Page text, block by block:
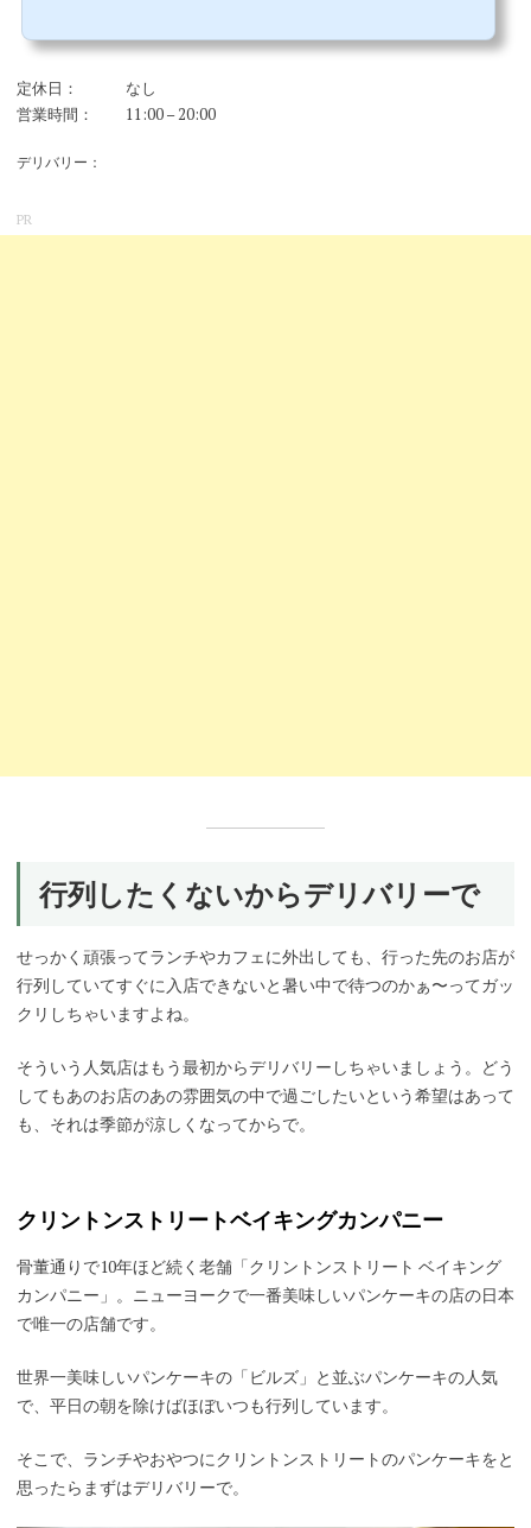
定休日：
営業時間：
デリバリー：
なし
11:00 – 20:00
PR
行列したくないからデリバリーで
せっかく頑張ってランチやカフェに外出しても、行った先のお店が
行列していてすぐに入店できないと暑い中で待つのかぁ〜ってガッ
クリしちゃいますよね。
そういう人気店はもう最初からデリバリーしちゃいましょう。どう
してもあのお店のあの雰囲気の中で過ごしたいという希望はあって
も、それは季節が涼しくなってからで。
クリントンストリートベイキングカンパニー
骨董通りで10年ほど続く老舗「クリントンストリート ベイキング
カンパニー」。ニューヨークで一番美味しいパンケーキの店の日本
で唯一の店舗です。
世界一美味しいパンケーキの「ビルズ」と並ぶパンケーキの人気
で、平日の朝を除けばほぼいつも行列しています。
そこで、ランチやおやつにクリントンストリートのパンケーキをと
思ったらまずはデリバリーで。